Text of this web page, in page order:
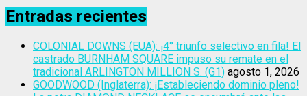
Entradas recientes
COLONIAL DOWNS (EUA): ¡4° triunfo selectivo en fila! El
castrado BURNHAM SQUARE impuso su remate en el
tradicional ARLINGTON MILLION S. (G1) agosto 1, 2026
GOODWOOD (Inglaterra): ¡Estableciendo dominio pleno!